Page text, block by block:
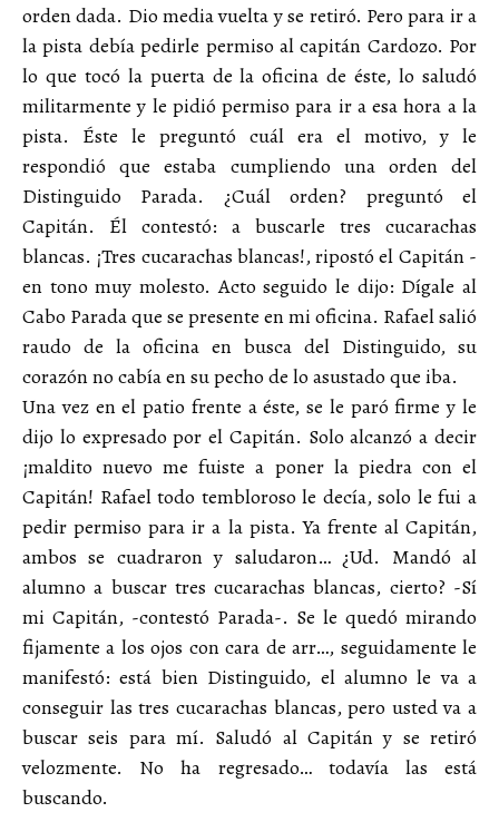
orden dada. Dio media vuelta y se retiró. Pero para ir a
la pista debía pedirle permiso al capitán Cardozo. Por
lo que tocó la puerta de la oficina de éste, lo saludó
militarmente y le pidió permiso para ir a esa hora a la
pista. Éste le preguntó cuál era el motivo, y le
respondió que estaba cumpliendo una orden del
Distinguido Parada. ¿Cuál orden? preguntó el
Capitán. Él contestó: a buscarle tres cucarachas
blancas. ¡Tres cucarachas blancas!, ripostó el Capitán -
en tono muy molesto. Acto seguido le dijo: Dígale al
Cabo Parada que se presente en mi oficina. Rafael salió
raudo de la oficina en busca del Distinguido, su
corazón no cabía en su pecho de lo asustado que iba.
Una vez en el patio frente a éste, se le paró firme y le
dijo lo expresado por el Capitán. Solo alcanzó a decir
¡maldito nuevo me fuiste a poner la piedra con el
Capitán! Rafael todo tembloroso le decía, solo le fui a
pedir permiso para ir a la pista. Ya frente al Capitán,
ambos se cuadraron y saludaron… ¿Ud. Mandó al
alumno a buscar tres cucarachas blancas, cierto? -Sí
mi Capitán, -contestó Parada-. Se le quedó mirando
fijamente a los ojos con cara de arr…, seguidamente le
manifestó: está bien Distinguido, el alumno le va a
conseguir las tres cucarachas blancas, pero usted va a
buscar seis para mí. Saludó al Capitán y se retiró
velozmente. No ha regresado… todavía las está
buscando.